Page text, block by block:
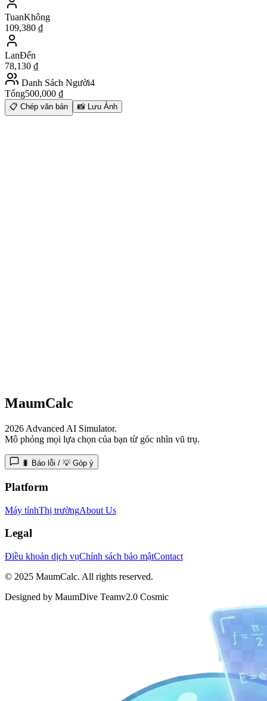
TuanKhông
109,380 ₫
LanĐến
78,130 ₫
Danh Sách Người4
Tổng500,000 ₫
📋 Chép văn bản 📸 Lưu Ảnh
MaumCalc
2026 Advanced AI Simulator.
Mô phỏng mọi lựa chọn của bạn từ góc nhìn vũ trụ.
🐛 Báo lỗi / 💡 Góp ý
Platform
Máy tínhThị trườngAbout Us
Legal
Điều khoản dịch vụChính sách bảo mậtContact
© 2025 MaumCalc. All rights reserved.
Designed by MaumDive Teamv2.0 Cosmic